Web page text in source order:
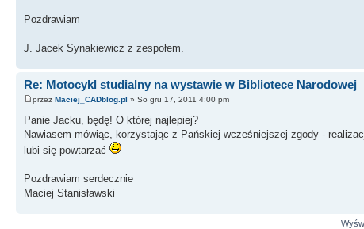
Pozdrawiam
J. Jacek Synakiewicz z zespołem.
Re: Motocykl studialny na wystawie w Bibliotece Narodowej
przez Maciej_CADblog.pl » So gru 17, 2011 4:00 pm
Panie Jacku, będę! O której najlepiej?
Nawiasem mówiąc, korzystając z Pańskiej wcześniejszej zgody -
lubi się powtarzać
Pozdrawiam serdecznie
Maciej Stanisławski